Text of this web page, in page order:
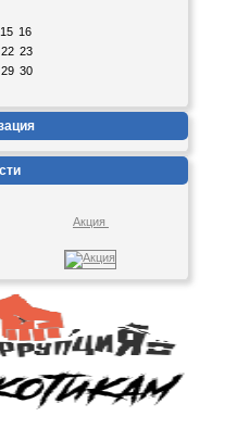
15 16
22 23
29 30
Акция